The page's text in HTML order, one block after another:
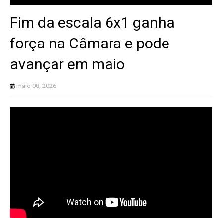
Fim da escala 6x1 ganha
força na Câmara e pode
avançar em maio
maio 08, 2026